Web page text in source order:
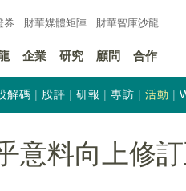
券 財華媒體矩陣 財華智庫沙龍
企業 研究 顧問 合作
解碼 股評 研報 專訪 活動
意料向上修